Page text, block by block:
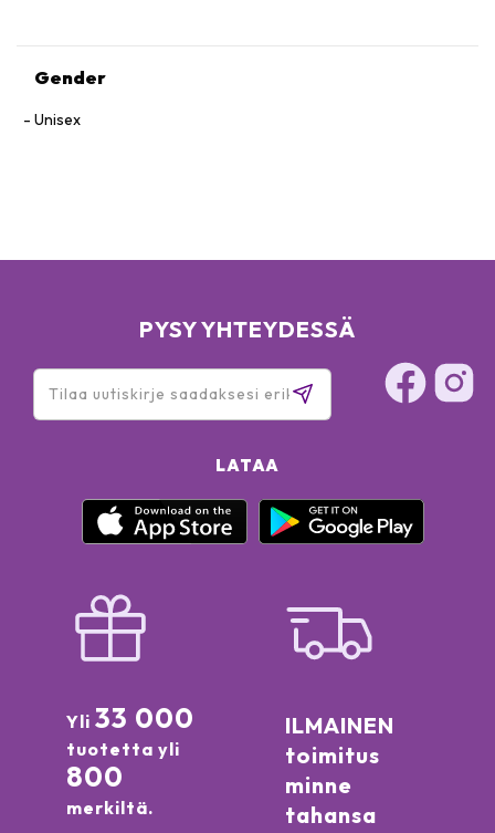
Gender
Unisex
PYSY YHTEYDESSÄ
LATAA
Yli 33 000
tuotetta yli
800
merkiltä.
ILMAINEN
toimitus
minne
tahansa